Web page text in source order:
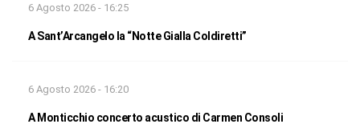
6 Agosto 2026 - 16:25
A Sant’Arcangelo la “Notte Gialla Coldiretti”
6 Agosto 2026 - 16:20
A Monticchio concerto acustico di Carmen Consoli